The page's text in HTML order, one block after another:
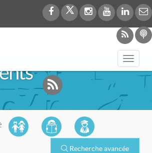
Recherche avancée